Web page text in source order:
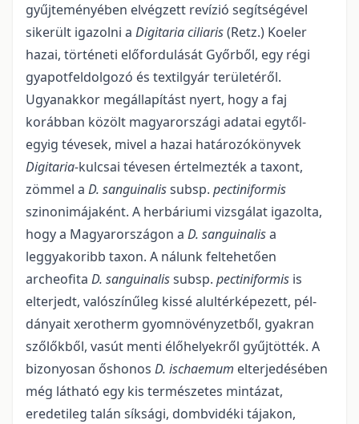
gyűjteményében elvégzett revízió segít­ségével
sikerült igazolni a Digitaria ciliaris(Retz.) Koeler
hazai, történeti előfordulását Győrből, egy régi
gyapotfeldolgozó és textilgyár területéről.
Ugyanakkor megállapítást nyert, hogy a faj
korábban közölt magyarországi adatai egytől-
egyig tévesek, mivel a hazai határozókönyvek
Digitaria-kulcsai tévesen értelmezték a taxont,
zömmel a D. sanguinalissubsp. pectiniformis
szinonimájaként. A herbári­umi vizsgálat igazolta,
hogy a Magyarországon a D. sanguinalisa
leggyakoribb taxon. A nálunk feltehe­tően
archeofita D. sanguinalissubsp. pectiniformis is
elterjedt, valószínűleg kissé alultérképezett, pél­
dányait xerotherm gyomnövényzetből, gyakran
szőlőkből, vasút menti élőhelyekről gyűjtötték. A
bizo­nyosan őshonos D. ischaemum elterjedésében
még látható egy kis természetes mintázat,
eredetileg talán síksági, dombvidéki tájakon,